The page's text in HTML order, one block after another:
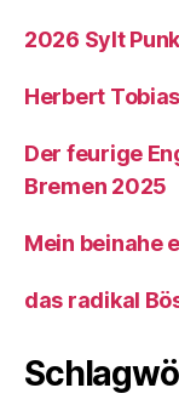
2026 Sylt
Herbert
Der feurige
Bremen 2025
Mein beinahe
das radikal